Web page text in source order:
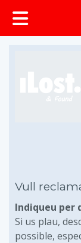
Vull
Indiqueu per
Si us plau,
possible,